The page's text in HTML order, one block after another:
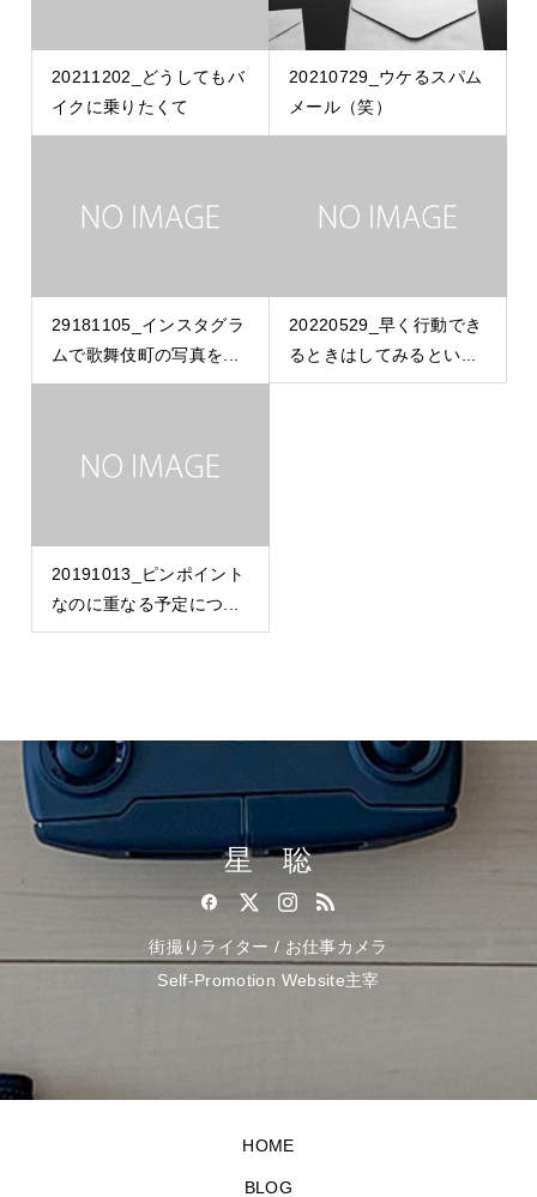
20211202_どうしてもバ
イクに乗りたくて
20210729_ウケるスパム
メール（笑）
29181105_インスタグラ
ムで歌舞伎町の写真を...
20220529_早く行動でき
るときはしてみるとい...
20191013_ピンポイント
なのに重なる予定につ...
星 聡
街撮りライター / お仕事カメラ
Self-Promotion Website主宰
HOME
BLOG